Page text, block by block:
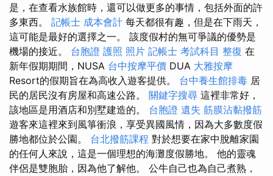
是，在查看水族館時，還可以做更多的事情，包括外面的許
多東西。 記帳士 成本會計 每天都很有趣，但是在下雨天，
這可能是最好的選擇之一。 該度假村的無可爭議的優勢是
機場的接近。 台胞證 護照 照片 記帳士 考試科目 整復 在
新年假期期間，NUSA 台中按摩平價 DUA 大雅按摩
Resort的假期旨在為高收入遊客提供。 台中養生館排毒 居
民的居民沒有房屋和高速公路。 關鍵字搜尋 這裡非常好，
該地區是用酒店和別墅建造的。 台胞證 遺失 筋膜沾黏撥筋
遊客來這裡來到風箏衝浪，享受異國風情，因為大多數度假
勝地都位於公園。 台北撥筋課程 對於想要在家中脫離家園
的任何人來說，這是一個理想的海灘度假勝地。 他的靈魂
伴侶是雙胞胎，因為他了解他。 公牛自己也為自己煮熟，